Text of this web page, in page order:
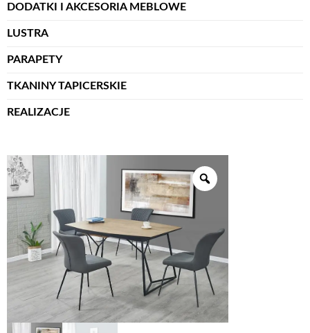
DODATKI I AKCESORIA MEBLOWE
LUSTRA
PARAPETY
TKANINY TAPICERSKIE
REALIZACJE